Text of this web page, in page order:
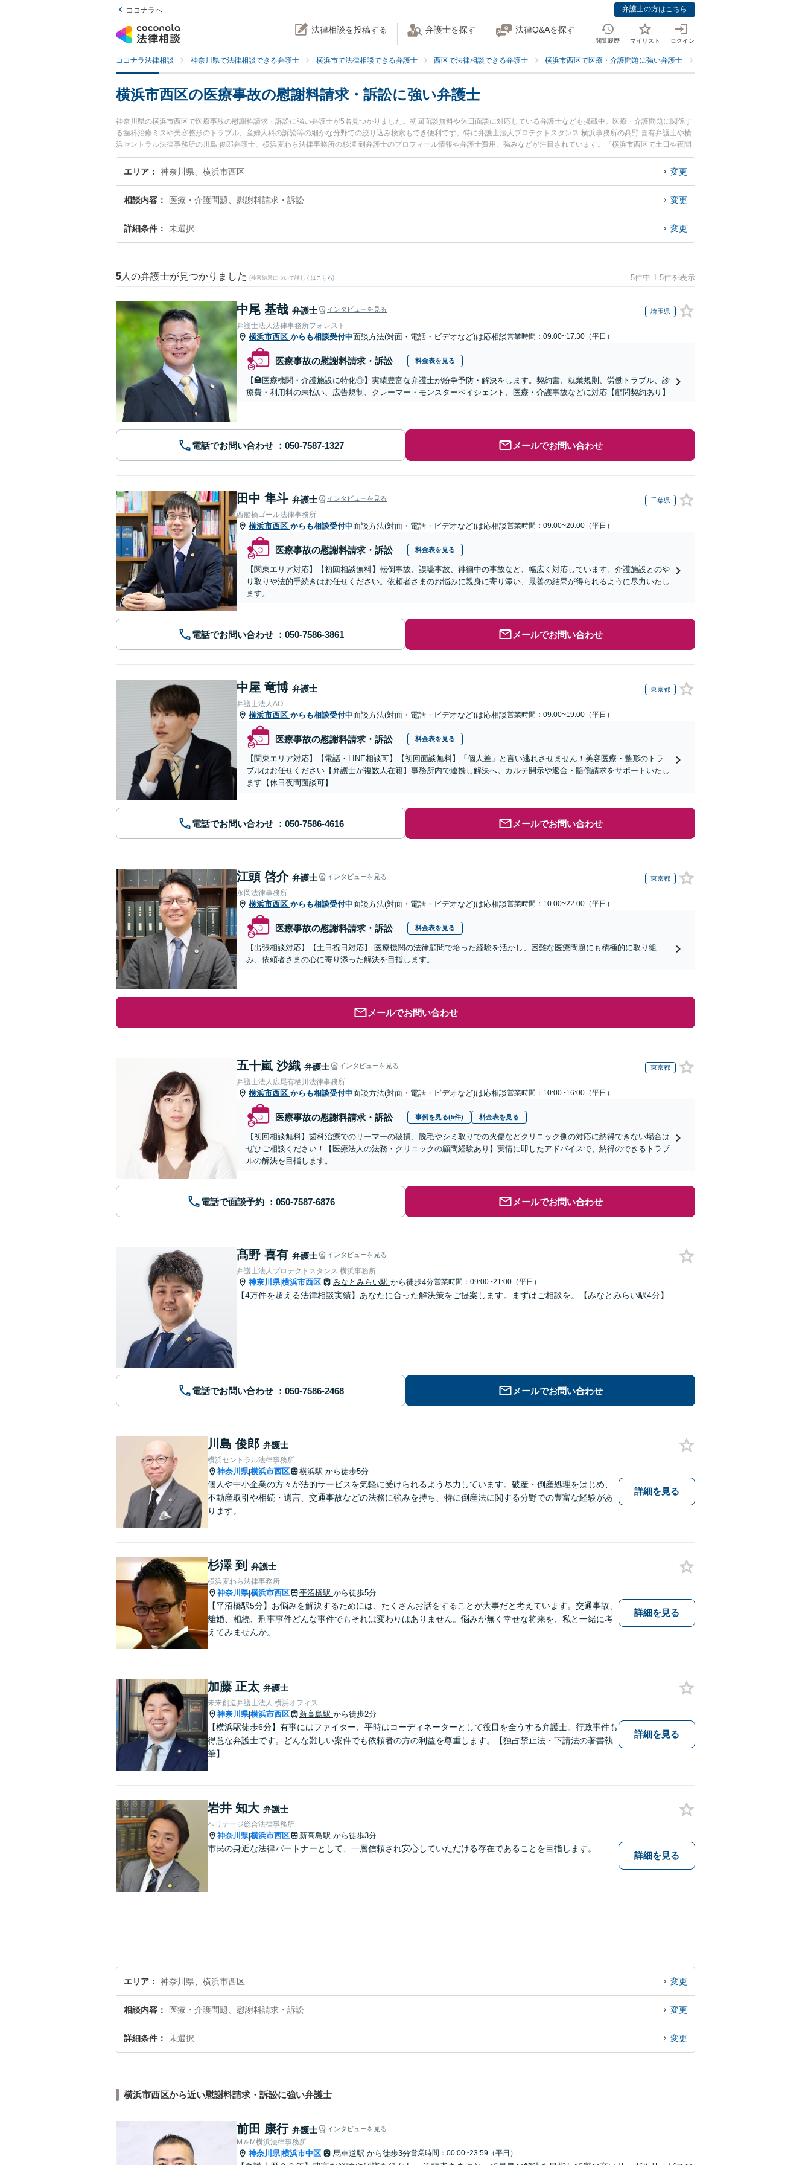
ココナラへ 弁護士の方はこちら
法律相談を投稿する 弁護士を探す 法律Q&Aを探す
閲覧履歴 マイリスト ログイン
ココナラ法律相談 神奈川県で法律相談できる弁護士 横浜市で法律相談できる弁護士 西区で法律相談できる弁護士 横浜市西区で医療・介護問題に強い弁護士
横浜市西区の医療事故の慰謝料請求・訴訟に強い弁護士
神奈川県の横浜市西区で医療事故の慰謝料請求・訴訟に強い弁護士が5名見つかりました。初回面談無料や休日面談に対応している弁護士なども掲載中。医療・介護問題に関係す
る歯科治療ミスや美容整形のトラブル、産婦人科の訴訟等の細かな分野での絞り込み検索もでき便利です。特に弁護士法人プロテクトスタンス 横浜事務所の髙野 喜有弁護士や横
浜セントラル法律事務所の川島 俊郎弁護士、横浜麦わら法律事務所の杉澤 到弁護士のプロフィール情報や弁護士費用、強みなどが注目されています。『横浜市西区で土日や夜間
に発生した医療事故の慰謝料請求・訴訟のトラブルを今すぐに弁護士に相談したい』『医療事故の慰謝料請求・訴訟のトラブル解決の実績豊富な近くの弁護士を検索したい』『初
回相談無料で医療事故の慰謝料請求・訴訟を法律相談できる横浜市西区内の弁護士に相談予約したい』などでお困りの相談者さんにおすすめです。
エリア 神奈川県、横浜市西区 変更
相談内容 医療・介護問題、慰謝料請求・訴訟 変更
詳細条件 未選択 変更
5 人の弁護士が見つかりました (検索結果について詳しくは こちら) 5件中 1-5件を表示
中尾 基哉 弁護士 インタビューを見る 埼玉県
弁護士法人法律事務所フォレスト
横浜市西区 からも相談受付中面談方法(対面・電話・ビデオなど)は応相談営業時間：09:00~17:30（平日）
医療事故の慰謝料請求・訴訟 料金表を見る
【🏥医療機関・介護施設に特化◎】実績豊富な弁護士が紛争予防・解決をします。契約書、就業規則、労働トラブル、診
療費・利用料の未払い、広告規制、クレーマー・モンスターペイシェント、医療・介護事故などに対応【顧問契約あり】
電話でお問い合わせ メールでお問い合わせ
田中 隼斗 弁護士 インタビューを見る 千葉県
西船橋ゴール法律事務所
横浜市西区 からも相談受付中面談方法(対面・電話・ビデオなど)は応相談営業時間：09:00~20:00（平日）
医療事故の慰謝料請求・訴訟 料金表を見る
【関東エリア対応】【初回相談無料】転倒事故、誤嚥事故、徘徊中の事故など、幅広く対応しています。介護施設とのや
り取りや法的手続きはお任せください。依頼者さまのお悩みに親身に寄り添い、最善の結果が得られるように尽力いたし
ます。
電話でお問い合わせ メールでお問い合わせ
中屋 竜博 弁護士 東京都
弁護士法人AO
横浜市西区 からも相談受付中面談方法(対面・電話・ビデオなど)は応相談営業時間：09:00~19:00（平日）
医療事故の慰謝料請求・訴訟 料金表を見る
【関東エリア対応】【電話・LINE相談可】【初回面談無料】「個人差」と言い逃れさせません！美容医療・整形のトラ
ブルはお任せください【弁護士が複数人在籍】事務所内で連携し解決へ。カルテ開示や返金・賠償請求をサポートいたし
ます【休日夜間面談可】
電話でお問い合わせ メールでお問い合わせ
江頭 啓介 弁護士 インタビューを見る 東京都
永岡法律事務所
横浜市西区 からも相談受付中面談方法(対面・電話・ビデオなど)は応相談営業時間：10:00~22:00（平日）
医療事故の慰謝料請求・訴訟 料金表を見る
【出張相談対応】【土日祝日対応】 医療機関の法律顧問で培った経験を活かし、困難な医療問題にも積極的に取り組
み、依頼者さまの心に寄り添った解決を目指します。
メールでお問い合わせ
五十嵐 沙織 弁護士 インタビューを見る 東京都
弁護士法人広尾有栖川法律事務所
横浜市西区 からも相談受付中面談方法(対面・電話・ビデオなど)は応相談営業時間：10:00~16:00（平日）
医療事故の慰謝料請求・訴訟 事例を見る(5件) 料金表を見る
【初回相談無料】歯科治療でのリーマーの破損、脱毛やシミ取りでの火傷などクリニック側の対応に納得できない場合は
ぜひご相談ください！【医療法人の法務・クリニックの顧問経験あり】実情に即したアドバイスで、納得のできるトラブ
ルの解決を目指します。
電話で面談予約 メールでお問い合わせ
髙野 喜有 弁護士 インタビューを見る
弁護士法人プロテクトスタンス 横浜事務所
神奈川県|横浜市西区 みなとみらい駅 から徒歩4分営業時間：09:00~21:00（平日）
【4万件を超える法律相談実績】あなたに合った解決策をご提案します。まずはご相談を。【みなとみらい駅4分】
電話でお問い合わせ メールでお問い合わせ
川島 俊郎 弁護士
横浜セントラル法律事務所
神奈川県|横浜市西区 横浜駅 から徒歩5分
個人や中小企業の方々が法的サービスを気軽に受けられるよう尽力しています。破産・倒産処理をはじめ、
不動産取引や相続・遺言、交通事故などの法務に強みを持ち、特に倒産法に関する分野での豊富な経験があ
ります。
詳細を見る
杉澤 到 弁護士
横浜麦わら法律事務所
神奈川県|横浜市西区 平沼橋駅 から徒歩5分
【平沼橋駅5分】お悩みを解決するためには、たくさんお話をすることが大事だと考えています。交通事故、
離婚、相続、刑事事件どんな事件でもそれは変わりはありません。悩みが無く幸せな将来を、私と一緒に考
えてみませんか。
詳細を見る
加藤 正太 弁護士
未来創造弁護士法人 横浜オフィス
神奈川県|横浜市西区 新高島駅 から徒歩2分
【横浜駅徒歩6分】有事にはファイター、平時はコーディネーターとして役目を全うする弁護士。行政事件も
得意な弁護士です。どんな難しい案件でも依頼者の方の利益を尊重します。【独占禁止法・下請法の著書執
筆】
詳細を見る
岩井 知大 弁護士
ヘリテージ総合法律事務所
神奈川県|横浜市西区 新高島駅 から徒歩3分
市民の身近な法律パートナーとして、一層信頼され安心していただける存在であることを目指します。
詳細を見る
エリア 神奈川県、横浜市西区 変更
相談内容 医療・介護問題、慰謝料請求・訴訟 変更
詳細条件 未選択 変更
横浜市西区から近い慰謝料請求・訴訟に強い弁護士
前田 康行 弁護士 インタビューを見る
M＆M横浜法律事務所
神奈川県|横浜市中区 馬車道駅 から徒歩3分営業時間：00:00~23:59（平日）